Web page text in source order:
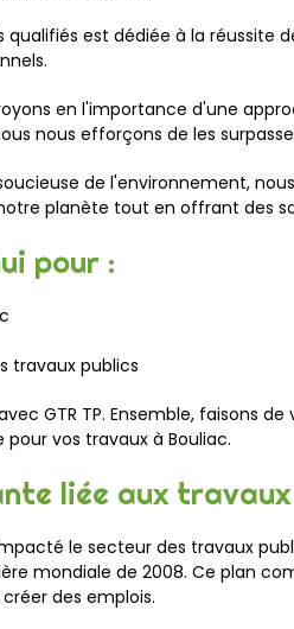
qualifiés est dédiée à la
en l'importance d'une
nous efforçons de les
de l'environnement,
planète tout en offrant des
pour :
travaux publics
GTR TP. Ensemble, faisons
vos travaux à Bouliac.
liée aux
le secteur des travaux
mondiale de 2008. Ce plan
des emplois.